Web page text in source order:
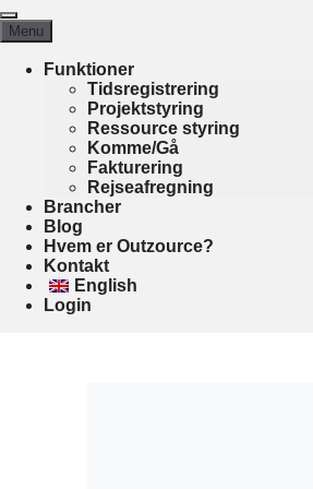
Hop
til
indhold
Menu
Menu
Funktioner
Tidsregistrering
Projektstyring
Ressource styring
Komme/Gå
Fakturering
Rejseafregning
Brancher
Blog
Hvem er Outzource?
Kontakt
English
Login